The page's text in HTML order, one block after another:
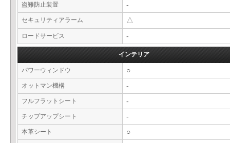
盗難防止装置 -
セキュリティアラーム △
ロードサービス -
インテリア
パワーウィンドウ ○
オットマン機構 -
フルフラットシート -
チップアップシート -
本革シート ○